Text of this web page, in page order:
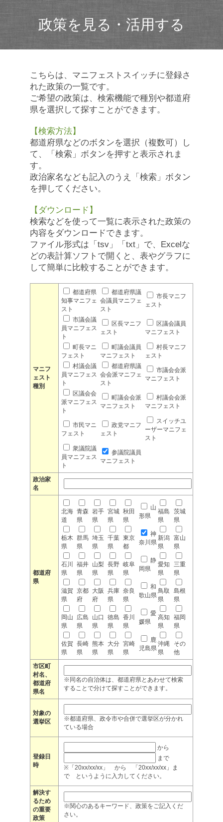
政策を見る・活用する
こちらは、マニフェストスイッチに登録さ
れた政策の一覧です。
ご希望の政策は、検索機能で種別や都道府
県を選択して探すことができます。
【検索方法】
都道府県などのボタンを選択（複数可）し
て、「検索」ボタンを押すと表示されま
す。
政治家名なども記入のうえ「検索」ボタン
を押してください。
【ダウンロード】
検索などを使って一覧に表示された政策の
内容をダウンロードできます。
ファイル形式は「tsv」「txt」で、Excelな
どの表計算ソフトで開くと、表やグラフに
して簡単に比較することができます。
マニフ
ェスト
種別
都道府県
知事マニフェ
スト
都道府県議
会議員マニフェ
スト
市長マニフ
ェスト
市議会議
員マニフェス
ト
区長マニフ
ェスト
区議会議員
マニフェスト
町長マニ
フェスト
町議会議員
マニフェスト
村長マニフ
ェスト
村議会議
員マニフェス
ト
都道府県議
会会派マニフェ
スト
市議会会派
マニフェスト
区議会会
派マニフェス
ト
町議会会派
マニフェスト
村議会会派
マニフェスト
市民マニ
フェスト
政党マニフ
ェスト
スイッチユ
ーザーマニフェ
スト
衆議院議
員マニフェス
ト
参議院議員
マニフェスト
政治家
名
都道府
県
北海
道
青森
県
岩手
県
宮城
県
秋田
県
山
形県
福島
県
茨城
県
栃木
県
群馬
県
埼玉
県
千葉
県
東京
都
神
奈川県
新潟
県
富山
県
石川
県
福井
県
山梨
県
長野
県
岐阜
県
静
岡県
愛知
県
三重
県
滋賀
県
京都
府
大阪
府
兵庫
県
奈良
県
和
歌山県
鳥取
県
島根
県
岡山
県
広島
県
山口
県
徳島
県
香川
県
愛
媛県
高知
県
福岡
県
佐賀
県
長崎
県
熊本
県
大分
県
宮崎
県
鹿
児島県
沖縄
県
その
他
市区町
村名、
都道府
県名
※同名の自治体は、都道府県とあわせて検索
することで分けて探すことができます。
対象の
選挙区
※都道府県、政令市や合併で選挙区が分かれ
ている場合
登録日
時
から
まで
※「20xx/xx/xx」 から 「20xx/xx/xx」ま
で というように入力してください。
解決す
るため
の重要
政策
※関心のあるキーワード、政策をご記入くだ
さい。